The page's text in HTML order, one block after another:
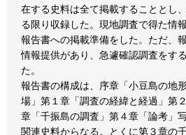
在する史料は全て掲載することとし
る限り収録した。現地調査で得た情
報告書への掲載準備をした。ただ、
情報提供があり、急遽確認調査をす
た。
報告書の構成は、序章「小豆島の地
場」第１章「調査の経緯と経過」第
章「千振島の調査」第４章「論考」
関連史料からなる。とくに第３章の